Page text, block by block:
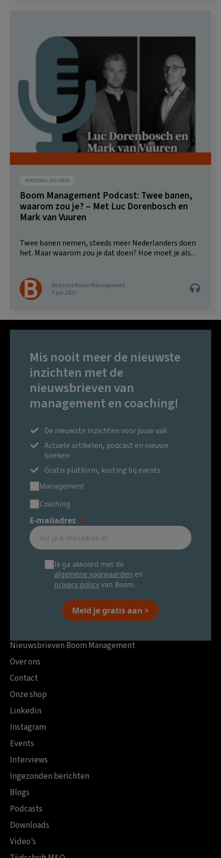
PERSOONLIJKE GROEI
Boom Management Podcast: Twee banen,
waarom zou je? – Met Luc Dorenbosch en
Mark van Vuuren
Twee banen nemen, steeds meer Nederlanders doen
het. Maar waarom zou je dat doen? Hoe moet je als...
Redactie Boom Management
7 juli 2023
Mis nooit meer de nieuwste
inzichten met de
nieuwsbrieven van
management en coaching!
De nieuwste inzichten voor jouw vak
Actuele artikelen, podcast en nieuwe
boeken
Gratis platform, korting bij events
Management
Coaching
E-mailadres
Ik ga akkoord met de
algemene voorwaarden en
privacy policy van Boom.
Meld je gratis aan >
Nieuwsbrieven Boom Management
Over ons
Contact
Onze shop
Linkedin
Instagram
Events
Interviews
Ingezonden berichten
Blogs
Podcasts
Downloads
Video’s